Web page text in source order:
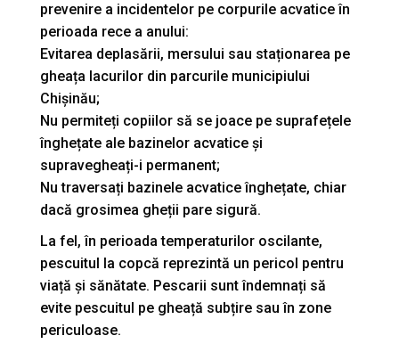
prevenire a incidentelor pe corpurile acvatice în
perioada rece a anului:
Evitarea deplasării, mersului sau staționarea pe
gheața lacurilor din parcurile municipiului
Chișinău;
Nu permiteți copiilor să se joace pe suprafețele
înghețate ale bazinelor acvatice și
supravegheați-i permanent;
Nu traversați bazinele acvatice înghețate, chiar
dacă grosimea gheții pare sigură.
La fel, în perioada temperaturilor oscilante,
pescuitul la copcă reprezintă un pericol pentru
viață și sănătate. Pescarii sunt îndemnați să
evite pescuitul pe gheață subțire sau în zone
periculoase.